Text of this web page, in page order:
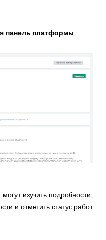
панель платформы
изучить подробности,
и отметить статус работ